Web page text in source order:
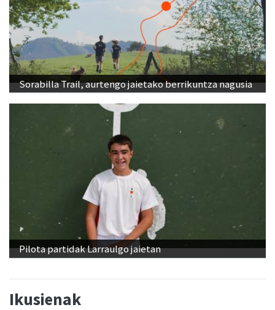
Sorabilla Trail, aurtengo jaietako berrikuntza nagusia
Pilota partidak Larraulgo jaietan
Ikusienak